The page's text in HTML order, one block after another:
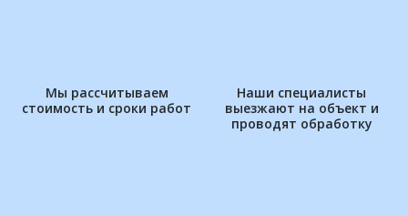
Мы рассчитываем
стоимость и сроки работ
Наши специалисты
выезжают на объект и
проводят обработку